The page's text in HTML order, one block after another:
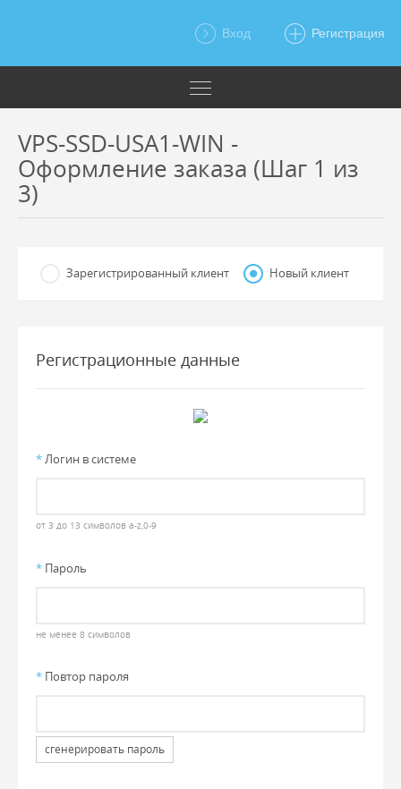
Вход Регистрация
VPS-SSD-USA1-WIN -
Оформление заказа (Шаг 1 из
3)
Зарегистрированный клиент Новый клиент
Регистрационные данные
*Логин в системе
от 3 до 13 символов a-z,0-9
* Пароль
не менее 8 символов
* Повтор пароля
сгенерировать пароль